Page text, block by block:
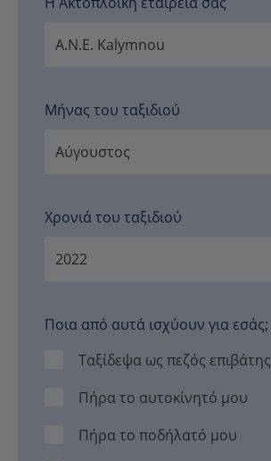
Μήνας του ταξιδιού
Χρονιά του ταξιδιού
Ποια από αυτά ισχύουν για εσάς;
Ταξίδεψα ως πεζός επιβάτης
Πήρα το αυτοκίνητό μου
Πήρα το ποδήλατό μου